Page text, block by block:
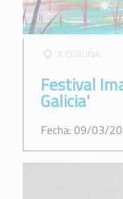
A CORUÑA
Festival
Galicia'
Fecha: 09/03/